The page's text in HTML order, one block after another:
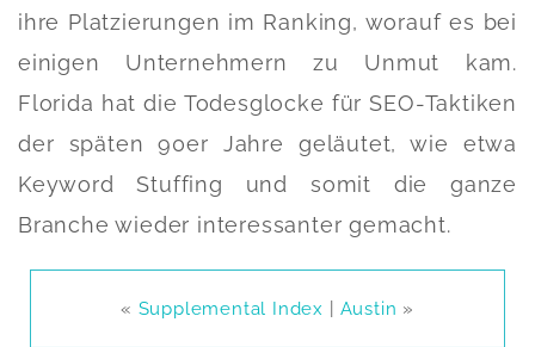
ihre Platzierungen im Ranking, worauf es bei
einigen Unternehmern zu Unmut kam.
Florida hat die Todesglocke für SEO-Taktiken
der späten 90er Jahre geläutet, wie etwa
Keyword Stuffing und somit die ganze
Branche wieder interessanter gemacht.
« Supplemental Index Austin »